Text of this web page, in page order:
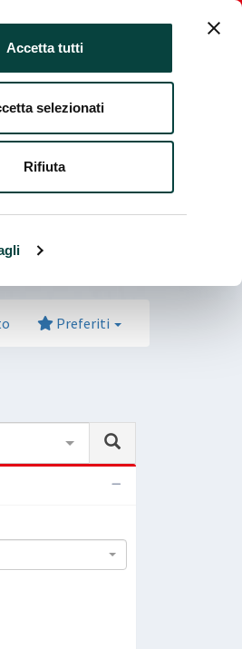
Accetta tutti
selezionati
Rifiuta
Login Espositore
Preferiti